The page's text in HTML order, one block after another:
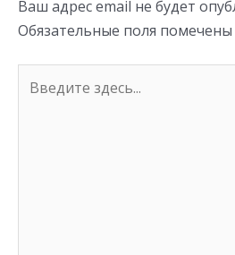
ki
Ваш адрес email не будет
Обязательные поля помечены
здесь...